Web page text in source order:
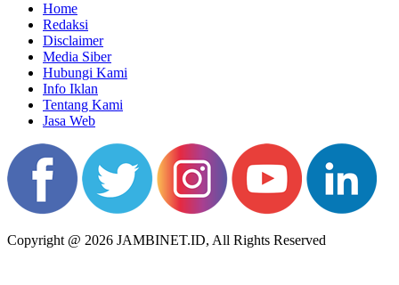
Home
Redaksi
Disclaimer
Media Siber
Hubungi Kami
Info Iklan
Tentang Kami
Jasa Web
Copyright @ 2026 JAMBINET.ID, All Rights Reserved